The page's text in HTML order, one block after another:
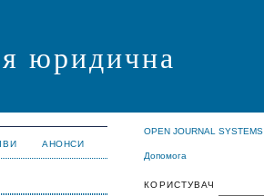
юридична
OPEN JOURNAL SYSTEMS
Допомога
КОРИСТУВАЧ
АНОНСИ